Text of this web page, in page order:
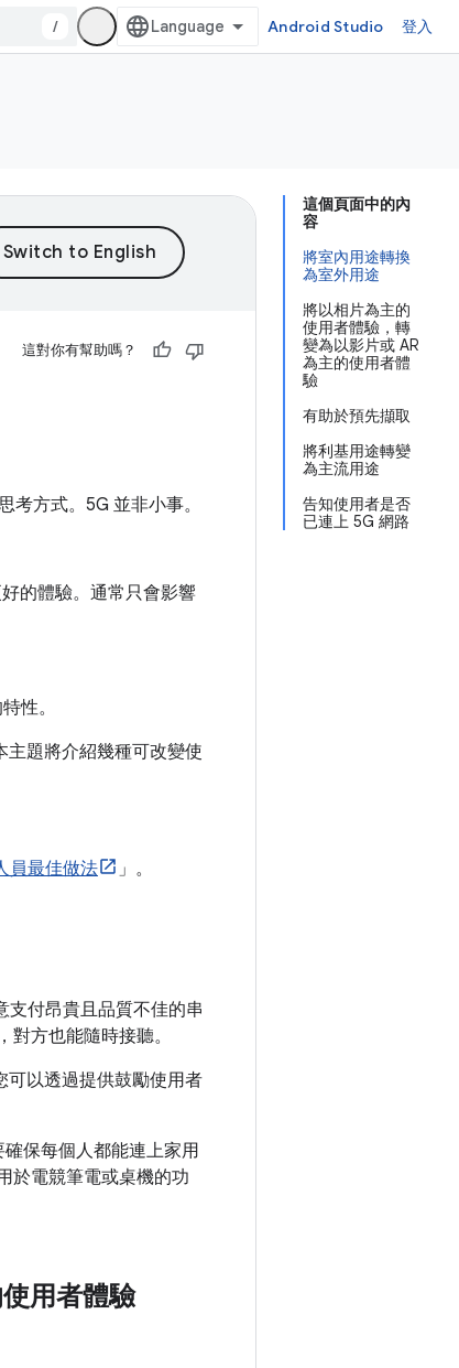
/ Android Studio 登入
這個頁面中的內
容
將室內用途轉換
為室外用途
將以相片為主的
使用者體驗，轉
變為以影片或 AR
為主的使用者體
驗
有助於預先擷取
將利基用途轉變
為主流用途
告知使用者是否
已連上 5G 網路
這對你有幫助嗎？
方式。5G 並非小事。
的體驗。通常只會影響
性。
主題將介紹幾種可改變使
員最佳做法 」。
支付昂貴且品質不佳的串
方也能隨時接聽。
可以透過提供鼓勵使用者
保每個人都能連上家用
於電競筆電或桌機的功
用者體驗